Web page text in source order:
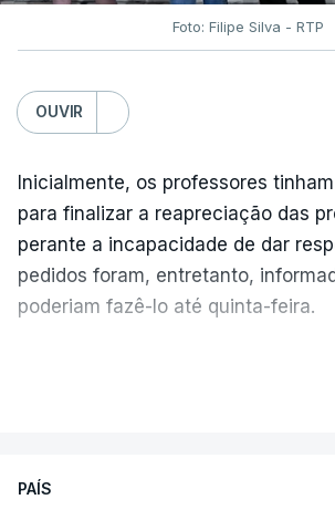
Foto: Filipe Silva - RTP
OUVIR
Inicialmente, os professores
para finalizar a reapreciação das
perante a incapacidade de dar
pedidos foram, entretanto,
poderiam fazê-lo até quinta-feira.
No domingo, estavam concluídos
PAÍS